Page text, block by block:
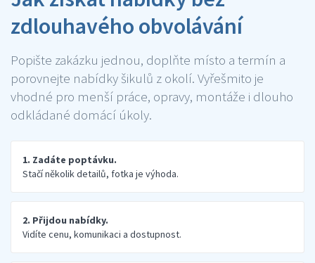
zdlouhavého obvolávání
Popište zakázku jednou, doplňte místo a termín a
porovnejte nabídky šikulů z okolí. Vyřešmito je
vhodné pro menší práce, opravy, montáže i dlouho
odkládané domácí úkoly.
1. Zadáte poptávku.
Stačí několik detailů, fotka je výhoda.
2. Přijdou nabídky.
Vidíte cenu, komunikaci a dostupnost.